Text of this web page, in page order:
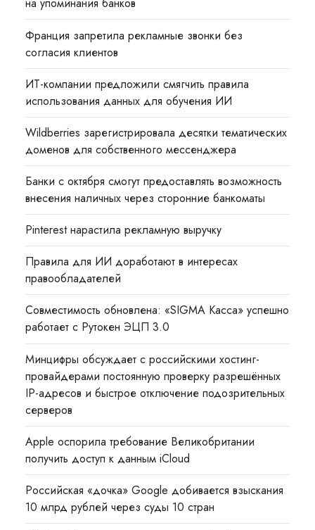
на упоминания банков
Франция запретила рекламные звонки без
согласия клиентов
ИТ-компании предложили смягчить правила
использования данных для обучения ИИ
Wildberries зарегистрировала десятки тематических
доменов для собственного мессенджера
Банки с октября смогут предоставлять возможность
внесения наличных через сторонние банкоматы
Pinterest нарастила рекламную выручку
Правила для ИИ доработают в интересах
правообладателей
Совместимость обновлена: «SIGMA Касса» успешно
работает с Рутокен ЭЦП 3.0
Минцифры обсуждает с российскими хостинг-
провайдерами постоянную проверку разрешённых
IP-адресов и быстрое отключение подозрительных
серверов
Apple оспорила требование Великобритании
получить доступ к данным iCloud
Российская «дочка» Google добивается взыскания
10 млрд рублей через суды 10 стран